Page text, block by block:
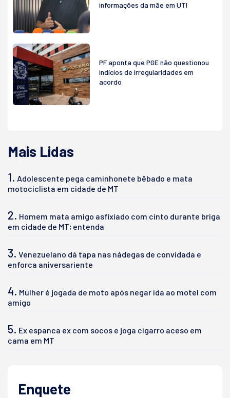
informações da mãe em UTI
PF aponta que PGE não questionou
indícios de irregularidades em
acordo
Mais Lidas
1. Adolescente pega caminhonete bêbado e mata
motociclista em cidade de MT
2. Homem mata amigo asfixiado com cinto durante briga
em cidade de MT; entenda
3. Venezuelano dá tapa nas nádegas de convidada e
enforca aniversariente
4. Mulher é jogada de moto após negar ida ao motel com
amigo
5. Ex espanca ex com socos e joga cigarro aceso em
cama em MT
Enquete